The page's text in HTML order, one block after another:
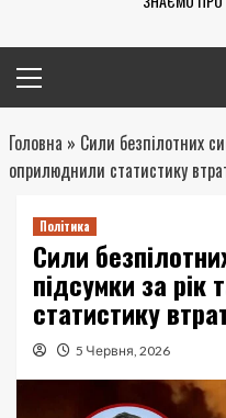
меню
Головна » Сили безпілотних
оприлюднили статистику
Політика
Сили
підсумки за
статистику
5 Червня, 2026